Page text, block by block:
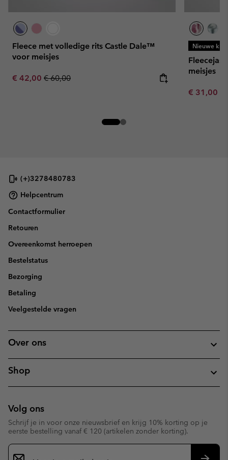
Fleece met volledige rits Castle Dale™
voor meisjes
Sale price:
€ 42,00 Regular price:
€ 60,00
Nieuwe
Fleecejas
meisjes
Minimum
€ 31,00
(+)3278480783
Helpcentrum
Contactformulier
Retouren
Overeenkomst herroepen
Bestelstatus
Bezorging
Betaling
Veelgestelde vragen
Over ons
Shop
Volg ons
Schrijf je in voor onze nieuwsbrief en krijg 10% korting op je
eerste bestelling vanaf € 120 (artikelen zonder korting).
Aanmelden